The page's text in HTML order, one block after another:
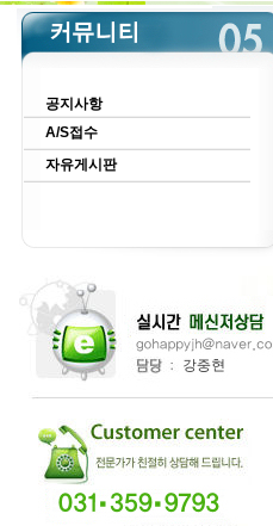
공지사항
A/S접수
자유게시판